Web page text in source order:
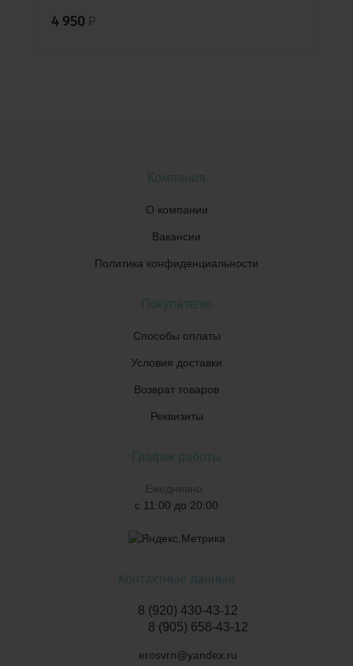
4 950 ₽
Компания
О компании
Вакансии
Политика конфиденциальности
Покупателю
Способы оплаты
Условия доставки
Возврат товаров
Реквизиты
График работы
Ежедневно
с 11:00 до 20:00
Контактные данные
8 (920) 430-43-12
8 (905) 658-43-12
erosvrn@yandex.ru